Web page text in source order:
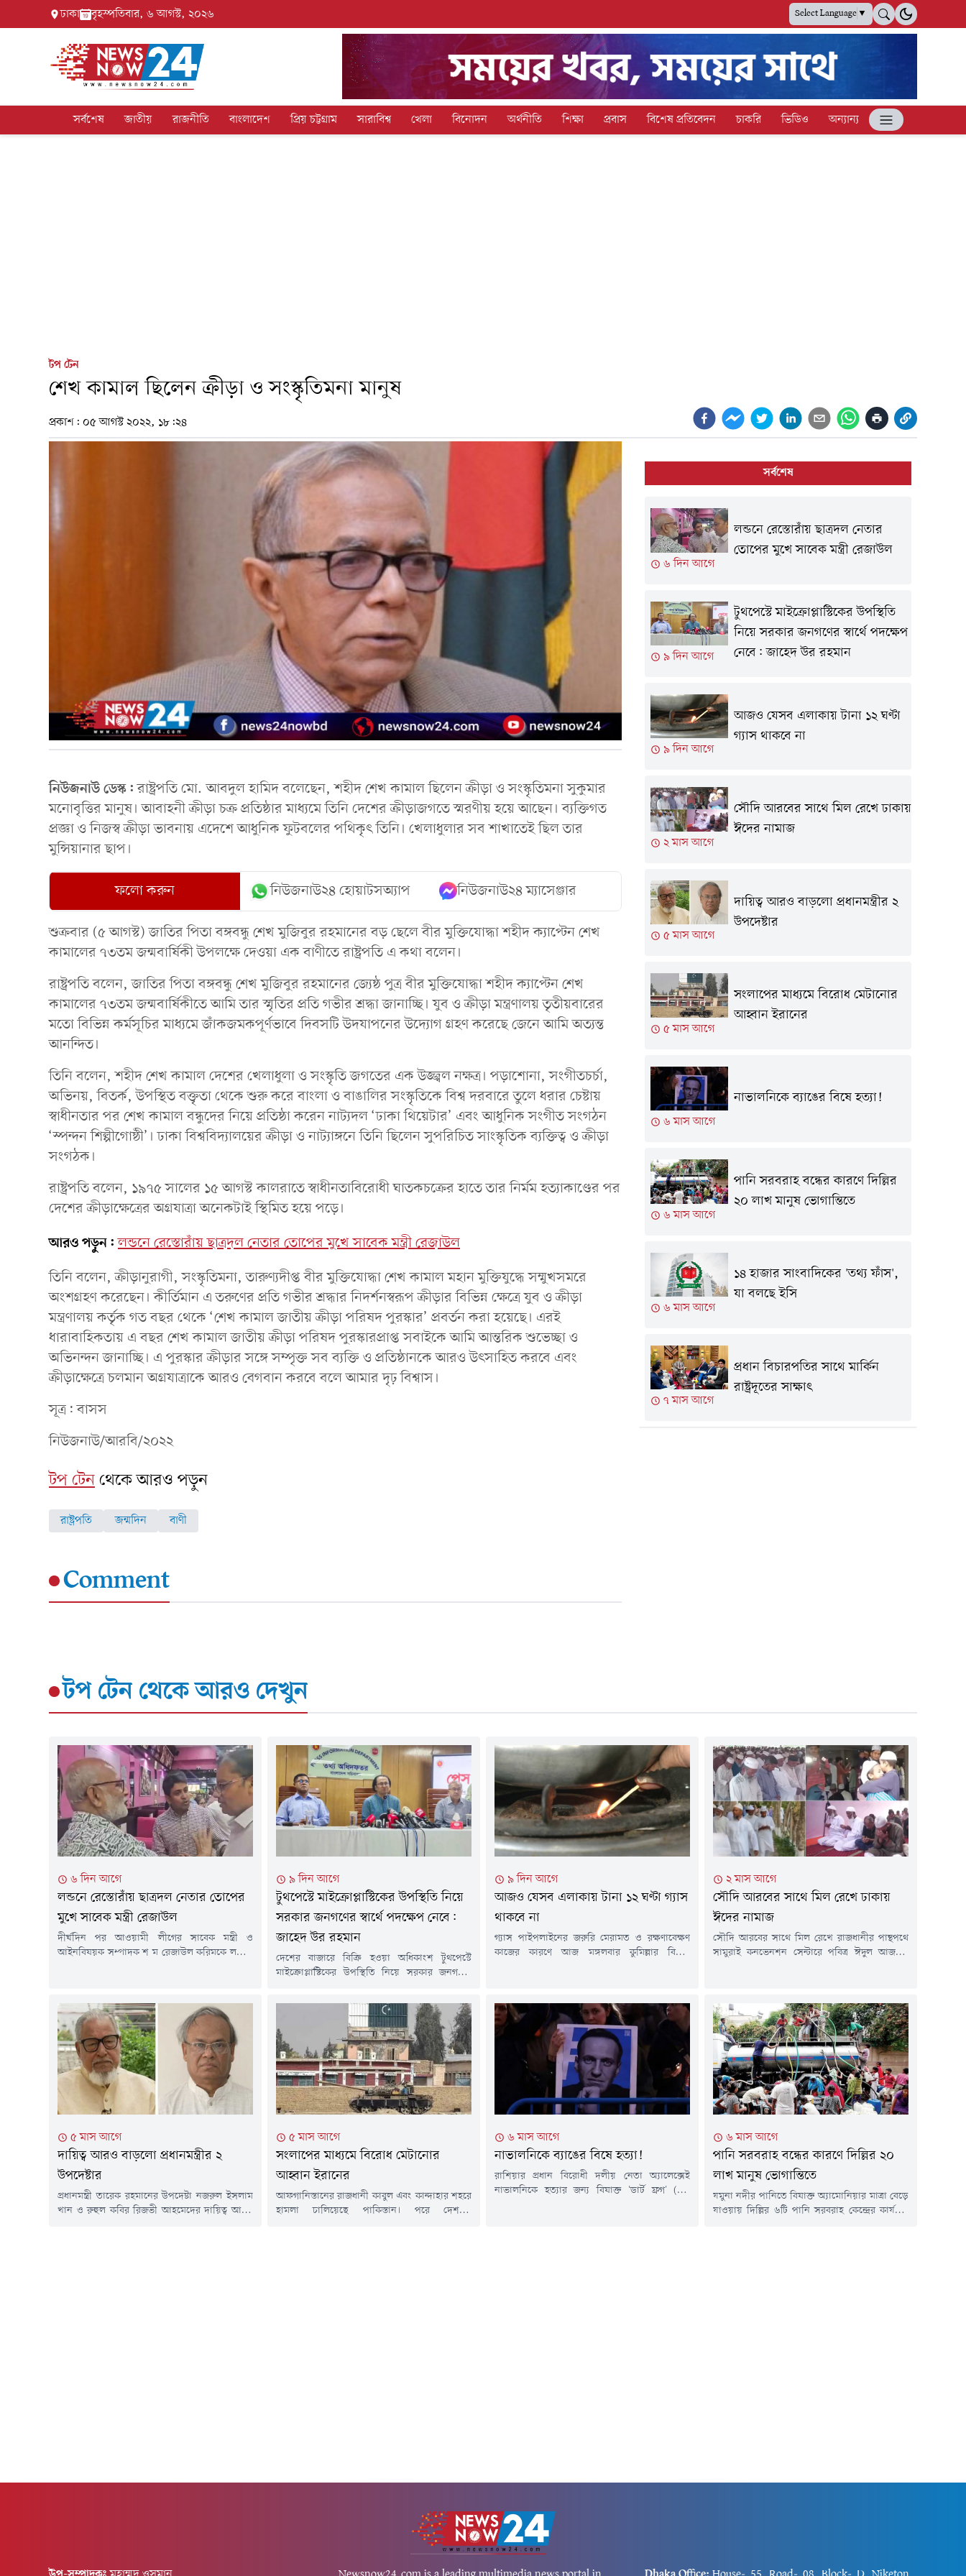
ঢাকা বৃহস্পতিবার, ৬ আগস্ট, ২০২৬ Select Language▼
সর্বশেষ জাতীয় রাজনীতি বাংলাদেশ প্রিয় চট্টগ্রাম সারাবিশ্ব খেলা বিনোদন অর্থনীতি শিক্ষা প্রবাস বিশেষ প্রতিবেদন চাকরি ভিডিও অন্যান্য
টপ টেন
শেখ কামাল ছিলেন ক্রীড়া ও সংস্কৃতিমনা মানুষ
প্রকাশ: ০৫ আগস্ট ২০২২, ১৮:২৪
নিউজনাউ ডেস্ক:রাষ্ট্রপতি মো. আবদুল হামিদ বলেছেন, শহীদ শেখ কামাল ছিলেন ক্রীড়া ও সংস্কৃতিমনা সুকুমার
মনোবৃত্তির মানুষ। আবাহনী ক্রীড়া চক্র প্রতিষ্ঠার মাধ্যমে তিনি দেশের ক্রীড়াজগতে স্মরণীয় হয়ে আছেন। ব্যক্তিগত
প্রজ্ঞা ও নিজস্ব ক্রীড়া ভাবনায় এদেশে আধুনিক ফুটবলের পথিকৃৎ তিনি। খেলাধুলার সব শাখাতেই ছিল তার
মুন্সিয়ানার ছাপ।
ফলো করুন নিউজনাউ২৪ হোয়াটসঅ্যাপ নিউজনাউ২৪ ম্যাসেঞ্জার
শুক্রবার (৫ আগস্ট) জাতির পিতা বঙ্গবন্ধু শেখ মুজিবুর রহমানের বড় ছেলে বীর মুক্তিযোদ্ধা শহীদ ক্যাপ্টেন শেখ
কামালের ৭৩তম জন্মবার্ষিকী উপলক্ষে দেওয়া এক বাণীতে রাষ্ট্রপতি এ কথা বলেন।
রাষ্ট্রপতি বলেন, জাতির পিতা বঙ্গবন্ধু শেখ মুজিবুর রহমানের জ্যেষ্ঠ পুত্র বীর মুক্তিযোদ্ধা শহীদ ক্যাপ্টেন শেখ
কামালের ৭৩তম জন্মবার্ষিকীতে আমি তার স্মৃতির প্রতি গভীর শ্রদ্ধা জানাচ্ছি। যুব ও ক্রীড়া মন্ত্রণালয় তৃতীয়বারের
মতো বিভিন্ন কর্মসূচির মাধ্যমে জাঁকজমকপূর্ণভাবে দিবসটি উদযাপনের উদ্যোগ গ্রহণ করেছে জেনে আমি অত্যন্ত
আনন্দিত।
তিনি বলেন, শহীদ শেখ কামাল দেশের খেলাধুলা ও সংস্কৃতি জগতের এক উজ্জ্বল নক্ষত্র। পড়াশোনা, সংগীতচর্চা,
অভিনয়, বিতর্ক, উপস্থিত বক্তৃতা থেকে শুরু করে বাংলা ও বাঙালির সংস্কৃতিকে বিশ্ব দরবারে তুলে ধরার চেষ্টায়
স্বাধীনতার পর শেখ কামাল বন্ধুদের নিয়ে প্রতিষ্ঠা করেন নাট্যদল ‘ঢাকা থিয়েটার’ এবং আধুনিক সংগীত সংগঠন
‘স্পন্দন শিল্পীগোষ্ঠী’। ঢাকা বিশ্ববিদ্যালয়ের ক্রীড়া ও নাট্যাঙ্গনে তিনি ছিলেন সুপরিচিত সাংস্কৃতিক ব্যক্তিত্ব ও ক্রীড়া
সংগঠক।
রাষ্ট্রপতি বলেন, ১৯৭৫ সালের ১৫ আগস্ট কালরাতে স্বাধীনতাবিরোধী ঘাতকচক্রের হাতে তার নির্মম হত্যাকাণ্ডের পর
দেশের ক্রীড়াক্ষেত্রের অগ্রযাত্রা অনেকটাই স্থিমিত হয়ে পড়ে।
আরও পড়ুন: লন্ডনে রেস্তোরাঁয় ছাত্রদল নেতার তোপের মুখে সাবেক মন্ত্রী রেজাউল
তিনি বলেন, ক্রীড়ানুরাগী, সংস্কৃতিমনা, তারুণ্যদীপ্ত বীর মুক্তিযোদ্ধা শেখ কামাল মহান মুক্তিযুদ্ধে সম্মুখসমরে
অংশগ্রহণ করেছেন। কীর্তিমান এ তরুণের প্রতি গভীর শ্রদ্ধার নিদর্শনস্বরূপ ক্রীড়ার বিভিন্ন ক্ষেত্রে যুব ও ক্রীড়া
মন্ত্রণালয় কর্তৃক গত বছর থেকে ‘শেখ কামাল জাতীয় ক্রীড়া পরিষদ পুরস্কার’ প্রবর্তন করা হয়েছে। এরই
ধারাবাহিকতায় এ বছর শেখ কামাল জাতীয় ক্রীড়া পরিষদ পুরস্কারপ্রাপ্ত সবাইকে আমি আন্তরিক শুভেচ্ছা ও
অভিনন্দন জানাচ্ছি। এ পুরস্কার ক্রীড়ার সঙ্গে সম্পৃক্ত সব ব্যক্তি ও প্রতিষ্ঠানকে আরও উৎসাহিত করবে এবং
ক্রীড়াক্ষেত্রে চলমান অগ্রযাত্রাকে আরও বেগবান করবে বলে আমার দৃঢ় বিশ্বাস।
সূত্র: বাসস
নিউজনাউ/আরবি/২০২২
টপ টেনথেকে আরও পড়ুন
রাষ্ট্রপতি জন্মদিন বাণী
Comment
সর্বশেষ
৬ দিন আগে
লন্ডনে রেস্তোরাঁয় ছাত্রদল নেতার
তোপের মুখে সাবেক মন্ত্রী রেজাউল
৯ দিন আগে
টুথপেস্টে মাইক্রোপ্লাস্টিকের উপস্থিতি
নিয়ে সরকার জনগণের স্বার্থে পদক্ষেপ
নেবে: জাহেদ উর রহমান
৯ দিন আগে
আজও যেসব এলাকায় টানা ১২ ঘণ্টা
গ্যাস থাকবে না
২ মাস আগে
সৌদি আরবের সাথে মিল রেখে ঢাকায়
ঈদের নামাজ
৫ মাস আগে
দায়িত্ব আরও বাড়লো প্রধানমন্ত্রীর ২
উপদেষ্টার
৫ মাস আগে
সংলাপের মাধ্যমে বিরোধ মেটানোর
আহ্বান ইরানের
৬ মাস আগে
নাভালনিকে ব্যাঙের বিষে হত্যা!
৬ মাস আগে
পানি সরবরাহ বন্ধের কারণে দিল্লির
২০ লাখ মানুষ ভোগান্তিতে
৬ মাস আগে
১৪ হাজার সাংবাদিকের 'তথ্য ফাঁস',
যা বলছে ইসি
৭ মাস আগে
প্রধান বিচারপতির সাথে মার্কিন
রাষ্ট্রদূতের সাক্ষাৎ
টপ টেনথেকে আরও দেখুন
৬ দিন আগে
লন্ডনে রেস্তোরাঁয় ছাত্রদল নেতার তোপের
মুখে সাবেক মন্ত্রী রেজাউল
দীর্ঘদিন পর আওয়ামী লীগের সাবেক মন্ত্রী ও
আইনবিষয়ক সম্পাদক শ ম রেজাউল করিমকে লন্ডনে
রেজাউল করিম। এক ছাত্রদল নেতা তাকে উদ্দেশ করে
বলতে থাকেন, ১৭ বছর ধরে...
৯ দিন আগে
টুথপেস্টে মাইক্রোপ্লাস্টিকের উপস্থিতি নিয়ে
সরকার জনগণের স্বার্থে পদক্ষেপ নেবে:
জাহেদ উর রহমান
দেশের বাজারে বিক্রি হওয়া অধিকাংশ টুথপেস্টে
মাইক্রোপ্লাস্টিকের উপস্থিতি নিয়ে সরকার জনগণের
তথ্য ও সম্প্রচার উপদেষ্টা জাহেদ উর রহমান।মঙ্গলবার
(২৮ জুলাই) সচিবালয়ে সরকারের সাম্প্রতিক
কর্মকাণ্ডের তথ্য জানাতে আয়োজিত নিয়মিত সংবাদ
সম্মেলনে এক প্রশ্নের জবাবে এ কথা জানান তিনি।
দেশের বাজারে বিক্রি হওয়া বেশিরভাগ টুথপেস্টেই
মাইক্রোপ্লাস্টিকের উপস্থিতি...
৯ দিন আগে
আজও যেসব এলাকায় টানা ১২ ঘণ্টা গ্যাস
থাকবে না
গ্যাস পাইপলাইনের জরুরি মেরামত ও রক্ষণাবেক্ষণ
কাজের কারণে আজ মঙ্গলবার কুমিল্লার বিভিন্ন
ডিস্ট্রিবিউশন কোম্পানি লিমিটেডের আওতাধীন
এলাকায় পর্যায়ক্রমে এ রক্ষণাবেক্ষণ কাজ পরিচালিত
হবে। এ কারণে ২৮ জুলাই (মঙ্গলবার)...
২ মাস আগে
সৌদি আরবের সাথে মিল রেখে ঢাকায়
ঈদের নামাজ
সৌদি আরবের সাথে মিল রেখে রাজধানীর পান্থপথে
সামুরাই কনভেনশন সেন্টারে পবিত্র ঈদুল আজহার
এতে অংশ নেন কয়েকশ মুসল্লি।সৌদি আরবের সাথে
মিল রেখে রাজধানীর পান্থপথে সামুরাই কনভেনশন
সেন্টারে পবিত্র ঈদুল আজহার নামাজ অনুষ্ঠিত...
৫ মাস আগে
দায়িত্ব আরও বাড়লো প্রধানমন্ত্রীর ২
উপদেষ্টার
প্রধানমন্ত্রী তারেক রহমানের উপদেষ্টা নজরুল ইসলাম
খান ও রুহুল কবির রিজভী আহমেদের দায়িত্ব আরও
৫ মাস আগে
সংলাপের মাধ্যমে বিরোধ মেটানোর
আহ্বান ইরানের
আফগানিস্তানের রাজধানী কাবুল এবং কান্দাহার শহরে
হামলা চালিয়েছে পাকিস্তান। পরে দেশটির
৬ মাস আগে
নাভালনিকে ব্যাঙের বিষে হত্যা!
রাশিয়ার প্রধান বিরোধী দলীয় নেতা অ্যালেক্সেই
নাভালনিকে হত্যার জন্য বিষাক্ত 'ডার্ট ফ্রগ' (এক
৬ মাস আগে
পানি সরবরাহ বন্ধের কারণে দিল্লির ২০
লাখ মানুষ ভোগান্তিতে
যমুনা নদীর পানিতে বিষাক্ত অ্যামোনিয়ার মাত্রা বেড়ে
যাওয়ায় দিল্লির ৬টি পানি সরবরাহ কেন্দ্রের কার্যক্রম